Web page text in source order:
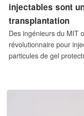
injectables sont
transplantation
Des ingénieurs du MIT
révolutionnaire pour
particules de gel
fonctionnels qui